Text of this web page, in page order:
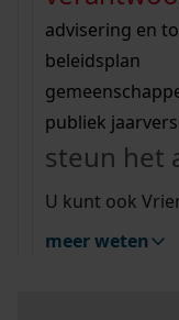
vergunningen
beeld en geluid
uitleg
Wij helpen u op
bekijk alle
Wij helpen u op
bekijk alle
bekijk ons
advisering en
beleidsplan
publiek
steun het
U kunt ook
meer weten
Mijn Studiezaal